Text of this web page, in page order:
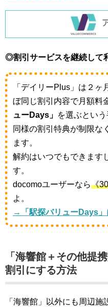
◎割引サービスを継続して
「デイリーPlus」は２
ぼ同じ割引内容で月額料
ューDays」 を選ぶという
同様の割引特典が制限な
ます。
解約はいつでもできます
す。
docomoユーザーなら《
よ。
→「駅探バリューDays」
「海響館＋その他提
割引にする方法
「海響館」以外にも周辺